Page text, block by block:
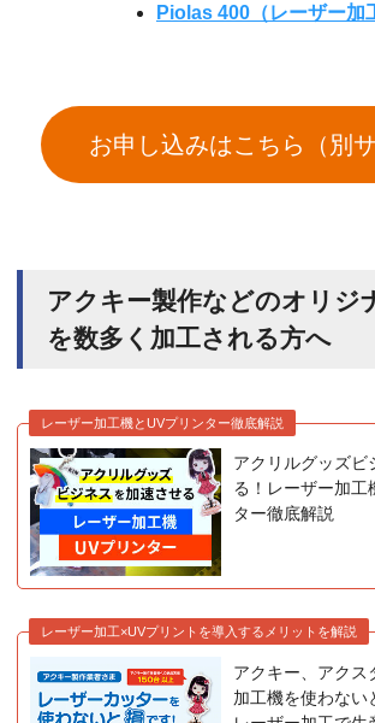
Piolas 400（レーザー加
お申し込みはこちら（別サ
アクキー製作などのオリジ
を数多く加工される方へ
レーザー加工機とUVプリンター徹底解説
アクリルグッズビ
る！レーザー加工
ター徹底解説
レーザー加工×UVプリントを導入するメリットを解説
アクキー、アクス
加工機を使わない